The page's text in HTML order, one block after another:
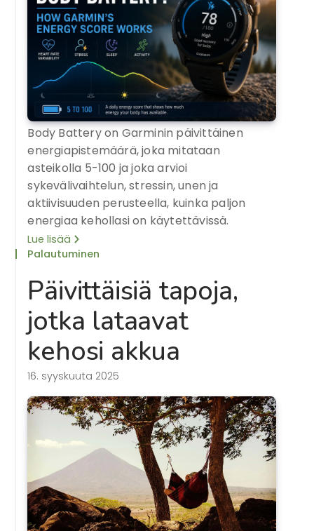
Body Battery on Garminin päivittäinen
energiapistemäärä, joka mitataan
asteikolla 5-100 ja joka arvioi
sykevälivaihtelun, stressin, unen ja
aktiivisuuden perusteella, kuinka paljon
energiaa kehollasi on käytettävissä.
Lue lisää
Palautuminen
Päivittäisiä tapoja,
jotka lataavat
kehosi akkua
16. syyskuuta 2025